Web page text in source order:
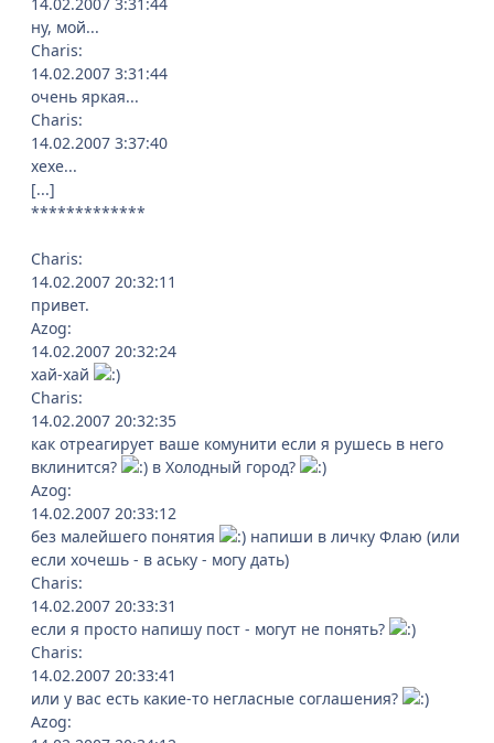
ну, мой...
Charis:
14.02.2007 3:31:44
очень яркая...
Charis:
14.02.2007 3:37:40
хехе...
[...]
*************
Charis:
14.02.2007 20:32:11
привет.
Azog:
14.02.2007 20:32:24
хай-хай
Charis:
14.02.2007 20:32:35
как отреагирует ваше комунити если я рушесь в него
вклинится?
в Холодный город?
Azog:
14.02.2007 20:33:12
без малейшего понятия
напиши в личку Флаю (или
если хочешь - в аську - могу дать)
Charis:
14.02.2007 20:33:31
если я просто напишу пост - могут не понять?
Charis:
14.02.2007 20:33:41
или у вас есть какие-то негласные соглашения?
Azog: